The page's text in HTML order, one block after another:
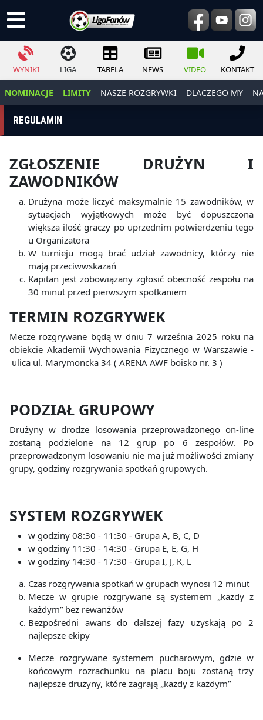
WYNIKI LIGA TABELA NEWS VIDEO KONTAKT
NOMINACJE LIMITY NASZE ROZGRYWKI DLACZEGO MY
REGULAMIN
ZGŁOSZENIE DRUŻYN
I
ZAWODNIKÓW
Drużyna może liczyć maksymalnie 15 zawodników, w
sytuacjach wyjątkowych może być dopuszczona
większa ilość graczy po uprzednim potwierdzeniu tego
u Organizatora
W turnieju mogą brać udział zawodnicy, którzy nie
mają przeciwwskazań
Kapitan jest zobowiązany zgłosić obecność zespołu na
30 minut przed pierwszym spotkaniem
TERMIN ROZGRYWEK
Mecze rozgrywane będą w dniu 7 września 2025 roku na
obiekcie Akademii Wychowania Fizycznego w Warszawie -
ulica ul. Marymoncka 34 ( ARENA AWF boisko nr. 3 )
PODZIAŁ GRUPOWY
Drużyny w drodze losowania przeprowadzonego on-line
zostaną podzielone na 12 grup po 6 zespołów. Po
przeprowadzonym losowaniu nie ma już możliwości zmiany
grupy, godziny rozgrywania spotkań grupowych.
SYSTEM ROZGRYWEK
w godziny 08:30 - 11:30 - Grupa A, B, C, D
w godziny 11:30 - 14:30 - Grupa E, E, G, H
w godziny 14:30 - 17:30 - Grupa I, J, K, L
Czas rozgrywania spotkań w grupach wynosi 12 minut
Mecze w grupie rozgrywane są systemem „każdy z
każdym” bez rewanżów
Bezpośredni awans do dalszej fazy uzyskają po 2
najlepsze ekipy
Mecze rozgrywane systemem pucharowym, gdzie w
końcowym rozrachunku na placu boju zostaną trzy
najlepsze drużyny, które zagrają „każdy z każdym”